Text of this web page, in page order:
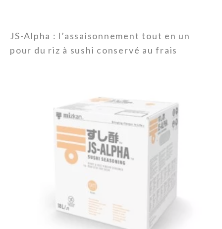
JS-Alpha : l’assaisonnement tout en un
pour du riz à sushi conservé au frais